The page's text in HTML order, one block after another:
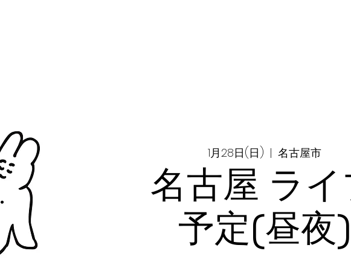
1月28日(日)
  |
名古屋市
名古屋 ラ
予定(昼夜)